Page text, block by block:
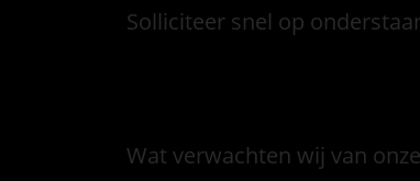
Solliciteer snel op
Wat verwachten wij van